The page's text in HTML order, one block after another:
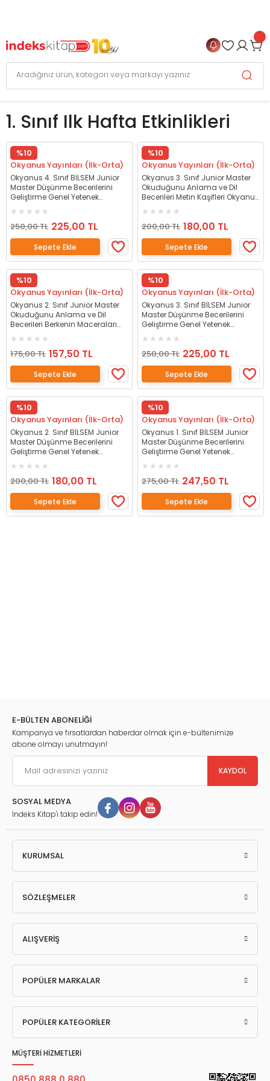
1. Sınıf Ilk Hafta Etkinlikleri
%10
Okyanus Yayınları (İlk-Orta)
Okyanus 4. Sınıf BİLSEM Junior
Master Düşünme Becerilerini
Geliştirme Genel Yetenek
250,00 TL 225,00 TL
Sepete Ekle
%10
Okyanus Yayınları (İlk-Orta)
Okyanus 3. Sınıf Junior Master
Okuduğunu Anlama ve Dil
Becerileri Metin Kaşifleri Okyanus
200,00 TL 180,00 TL
Sepete Ekle
%10
Okyanus Yayınları (İlk-Orta)
Okyanus 2. Sınıf Junior Master
Okuduğunu Anlama ve Dil
Becerileri Berkenin Maceraları
175,00 TL 157,50 TL
Sepete Ekle
%10
Okyanus Yayınları (İlk-Orta)
Okyanus 3. Sınıf BİLSEM Junior
Master Düşünme Becerilerini
Geliştirme Genel Yetenek
250,00 TL 225,00 TL
Sepete Ekle
%10
Okyanus Yayınları (İlk-Orta)
Okyanus 2. Sınıf BİLSEM Junior
Master Düşünme Becerilerini
Geliştirme Genel Yetenek
200,00 TL 180,00 TL
Sepete Ekle
%10
Okyanus Yayınları (İlk-Orta)
Okyanus 1. Sınıf BİLSEM Junior
Master Düşünme Becerilerini
Geliştirme Genel Yetenek
275,00 TL 247,50 TL
Sepete Ekle
E-BÜLTEN ABONELİĞİ
Kampanya ve fırsatlardan haberdar olmak için e-bültenimize
abone olmayı unutmayın!
KAYDOL
SOSYAL MEDYA
İndeks Kitap'ı takip edin!
KURUMSAL
SÖZLEŞMELER
ALIŞVERİŞ
POPÜLER MARKALAR
POPÜLER KATEGORİLER
MÜŞTERİ HİZMETLERİ